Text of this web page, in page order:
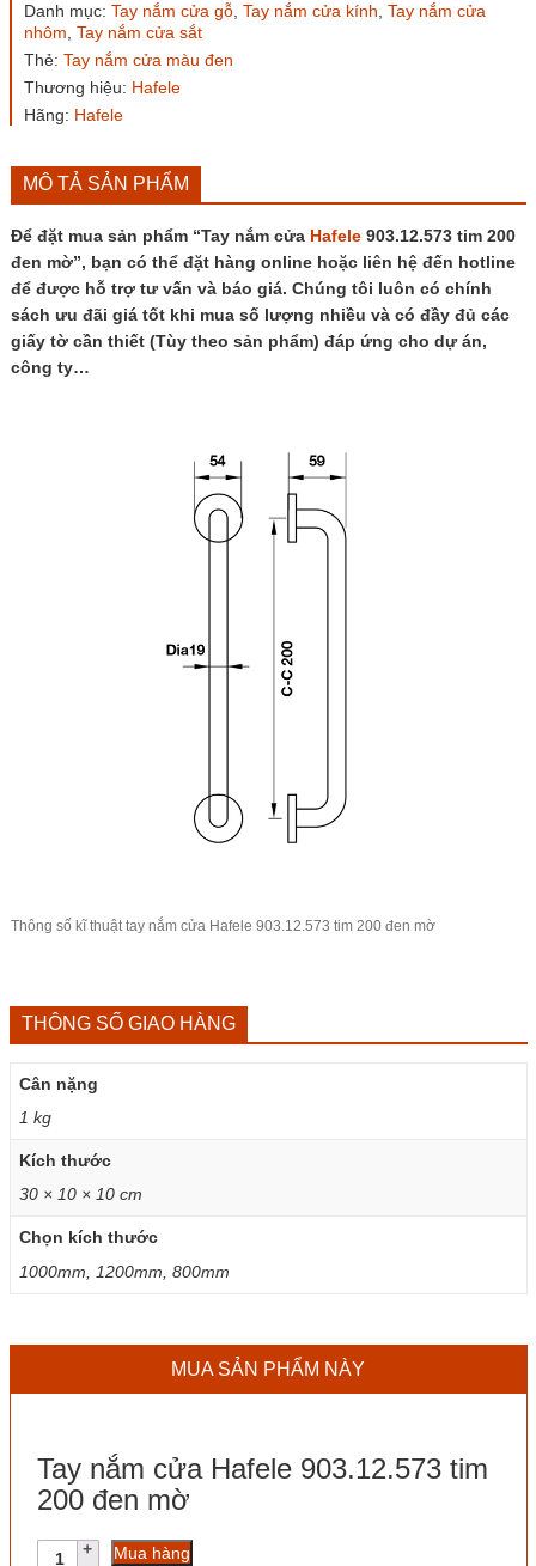
tim
200
đen
mờ
số
lượng
Danh mục: Tay nắm cửa gỗ, Tay nắm cửa kính Tay nắm cửa
nhôm Tay nắm cửa sắt
Thẻ: Tay nắm cửa màu đen
Thương hiệu: Hafele
Hãng: Hafele
MÔ TẢ SẢN PHẨM
Để đặt mua sản phẩm “Tay nắm cửa Hafele903.12.573 tim 200
đen mờ”, bạn có thể đặt hàng online hoặc liên hệ đến hotline
để được hỗ trợ tư vấn và báo giá. Chúng tôi luôn có chính
sách ưu đãi giá tốt khi mua số lượng nhiều và có đầy đủ các
giấy tờ cần thiết (Tùy theo sản phẩm) đáp ứng cho dự án,
công ty…
Thông số kĩ thuật tay nắm cửa Hafele 903.12.573 tim 200 đen mờ
THÔNG SỐ GIAO HÀNG
Cân nặng
1 kg
Kích thước
30 × 10 × 10 cm
Chọn kích thước
1000mm, 1200mm, 800mm
MUA SẢN PHẨM NÀY
Tay nắm cửa Hafele 903.12.573 tim
200 đen mờ
Tay
Mua hàng